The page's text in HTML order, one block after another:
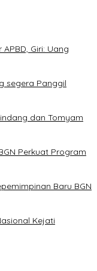
Giri: Uang
segera Panggil
dan Tomyam
Perkuat Program
Baru BGN
Kejati